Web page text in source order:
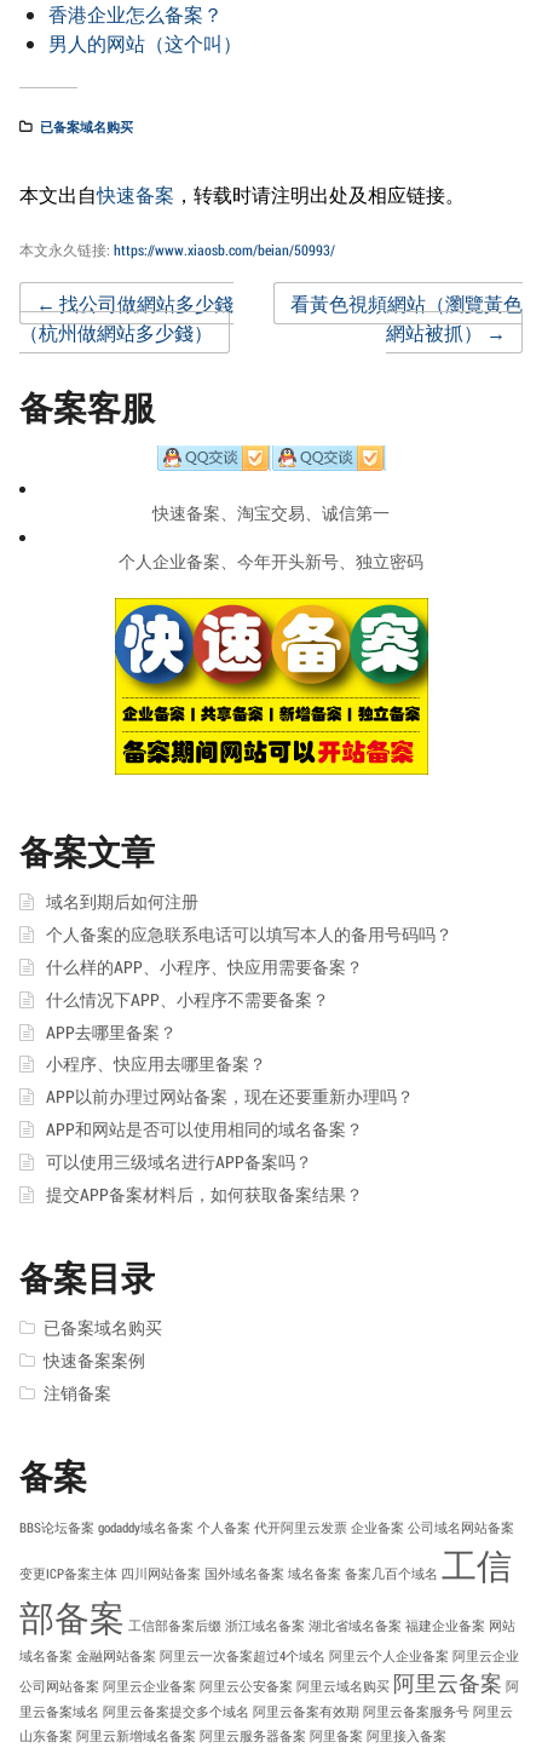
香港企业怎么备案？
男人的网站（这个叫）
已备案域名购买
本文出自快速备案 ，转载时请注明出处及相应链接。
本文永久链接: https://www.xiaosb.com/beian/50993/
Post
navigation
← 找公司做網站多少錢
（杭州做網站多少錢）
看黃色視頻網站（瀏覽黃色
網站被抓）→
备案客服
快速备案、淘宝交易、诚信第一
个人企业备案、今年开头新号、独立密码
备案文章
域名到期后如何注册
个人备案的应急联系电话可以填写本人的备用号码吗？
什么样的APP、小程序、快应用需要备案？
什么情况下APP、小程序不需要备案？
APP去哪里备案？
小程序、快应用去哪里备案？
APP以前办理过网站备案，现在还要重新办理吗？
APP和网站是否可以使用相同的域名备案？
可以使用三级域名进行APP备案吗？
提交APP备案材料后，如何获取备案结果？
备案目录
已备案域名购买
快速备案案例
注销备案
备案
BBS论坛备案 godaddy域名备案 个人备案 代开阿里云发票 企业备案 公司域名网站备案
变更ICP备案主体 四川网站备案 国外域名备案 域名备案 备案几百个域名 工信
部备案 工信部备案后缀 浙江域名备案 湖北省域名备案 福建企业备案 网站
域名备案 金融网站备案 阿里云一次备案超过4个域名 阿里云个人企业备案 阿里云企业
公司网站备案 阿里云企业备案 阿里云公安备案 阿里云域名购买 阿里云备案 阿
里云备案域名 阿里云备案提交多个域名 阿里云备案有效期 阿里云备案服务号 阿里云
山东备案 阿里云新增域名备案 阿里云服务器备案 阿里备案 阿里接入备案